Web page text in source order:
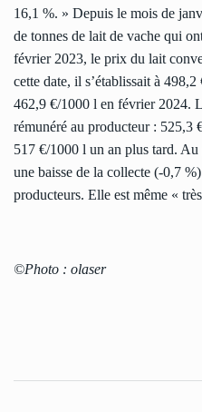
16,1 %. » Depuis le mois de
de tonnes de lait de vache qui
février 2023, le prix du lait
cette date, il s’établissait à
462,9 €/1000 l en février 2024.
rémunéré au producteur : 525,3
517 €/1000 l un an plus tard. Au
une baisse de la collecte (-0,7
producteurs. Elle est même «
©Photo : olaser